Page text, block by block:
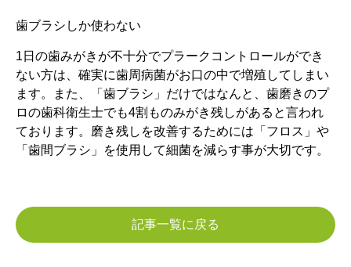
歯ブラシしか使わない
1日の歯みがきが不十分でプラークコントロールができ
ない方は、確実に歯周病菌がお口の中で増殖してしまい
ます。また、「歯ブラシ」だけではなんと、歯磨きのプ
ロの歯科衛生士でも4割ものみがき残しがあると言われ
ております。磨き残しを改善するためには「フロス」や
「歯間ブラシ」を使用して細菌を減らす事が大切です。
記事一覧に戻る